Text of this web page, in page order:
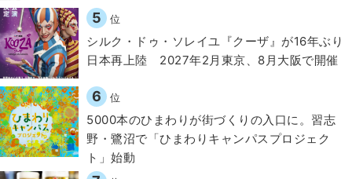
5 位
シルク・ドゥ・ソレイユ『クーザ』が16年ぶり
日本再上陸 2027年2月東京、8月大阪で開催
6 位
5000本のひまわりが街づくりの入口に。習志
野・鷺沼で「ひまわりキャンパスプロジェク
ト」始動